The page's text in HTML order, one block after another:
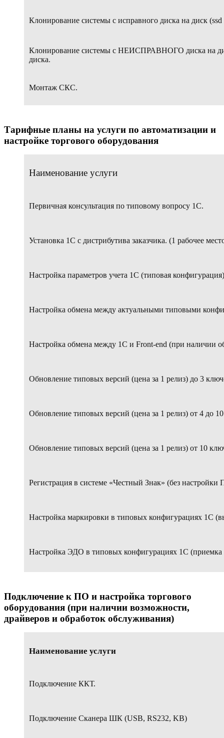
Клонирование системы с исправного диска на диск
Клонирование системы с НЕИСПРАВНОГО диска на
диска.
Монтаж СКС.
Тарифные планы на услуги по автоматизации и
настройке торгового оборудования
Наименование услуги
Первичная консультация по типовому вопросу 1С.
Установка 1С с дистрибутива заказчика. (1 рабочее
Настройка параметров учета 1С (типовая
Настройка обмена между актуальными типовыми
Настройка обмена между 1С и Front-end (при наличии
Обновление типовых версий (цена за 1 релиз) до 3
Обновление типовых версий (цена за 1 релиз) от 4 до
Обновление типовых версий (цена за 1 релиз) от 10
Регистрация в системе «Честный Знак» (без настройки
Настройка маркировки в типовых конфигурациях 1С
Настройка ЭДО в типовых конфигурациях 1С (приемка
Подключение к ПО и настройка торгового
оборудования (при наличии возможности,
драйверов и обработок обслуживания)
Наименование услуги
Подключение ККТ.
Подключение Сканера ШК (USB, RS232, KB)